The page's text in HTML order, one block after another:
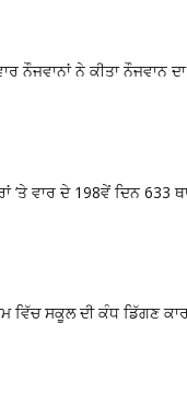
ਨੌਜਵਾਨਾਂ ਨੇ ਕੀਤਾ ਨੌਜਵਾਨ
’ਤੇ ਵਾਰ ਦੇ 198ਵੇਂ ਦਿਨ 633
ਵਿੱਚ ਸਕੂਲ ਦੀ ਕੰਧ ਡਿੱਗਣ